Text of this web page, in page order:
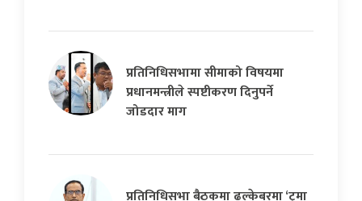
प्रतिनिधिसभामा सीमाको विषयमा
प्रधानमन्त्रीले स्पष्टीकरण दिनुपर्ने
जोडदार माग
प्रतिनिधिसभा बैठकमा ढल्केबरमा ‘ट्रमा